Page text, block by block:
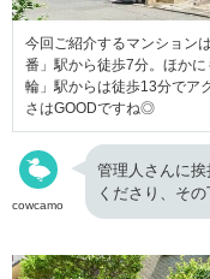
今回ご紹介するマンション
番」駅から徒歩7分。ほか
輪」駅からは徒歩13分でア
さはGOODですね◎
cowcamo
管理人さんに
くださり、そ